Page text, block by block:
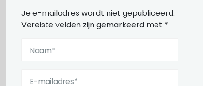
Je e-mailadres wordt niet gepubliceerd.
Vereiste velden zijn gemarkeerd met *